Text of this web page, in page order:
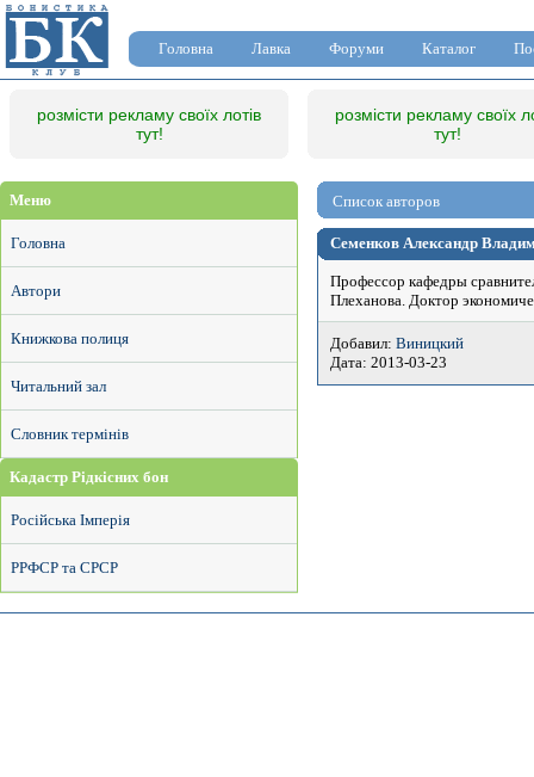
Головна Лавка Форуми Каталог
розмісти рекламу своїх лотів
тут!
розмісти рекламу своїх
тут!
Меню
Головна
Автори
Книжкова полиця
Читальний зал
Словник термінів
Кадастр Рідкісних бон
Російська Імперія
РРФСР та СРСР
Список авторов
Семенков Александр
Профессор кафедры
Плеханова. Доктор
Добавил: Виницкий
Дата: 2013-03-23